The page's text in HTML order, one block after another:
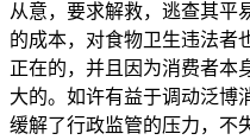
从意，要求解救，逃查其平
的成本，对食物卫生违法者
正在的，并且因为消费者本
大的。如许有益于调动泛博
缓解了行政监管的压力，不